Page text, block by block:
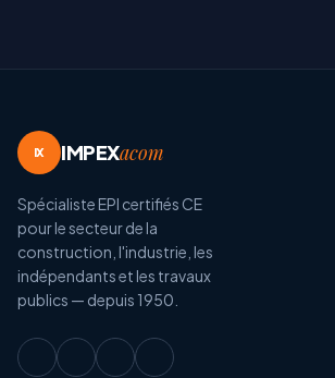
IX IMPEXacom
Spécialiste EPI certifiés CE
pour le secteur de la
construction, l'industrie, les
indépendants et les travaux
publics — depuis 1950.